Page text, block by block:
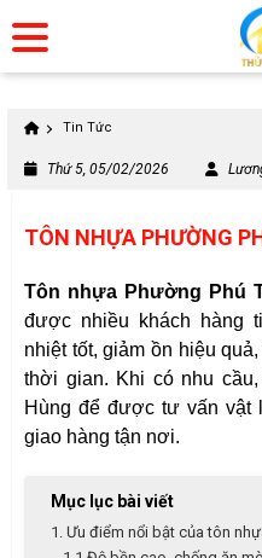
Tin Tức
Thứ 5, 05/02/2026
TÔN NHỰA PHƯỜNG
Tôn nhựa Phường Phú
được nhiều khách hàng
nhiệt tốt, giảm ồn hiệu
thời gian. Khi có nhu
Hùng để được tư vấn vật
giao hàng tận nơi.
Mục lục bài viết
1. Ưu điểm nổi bật của tôn